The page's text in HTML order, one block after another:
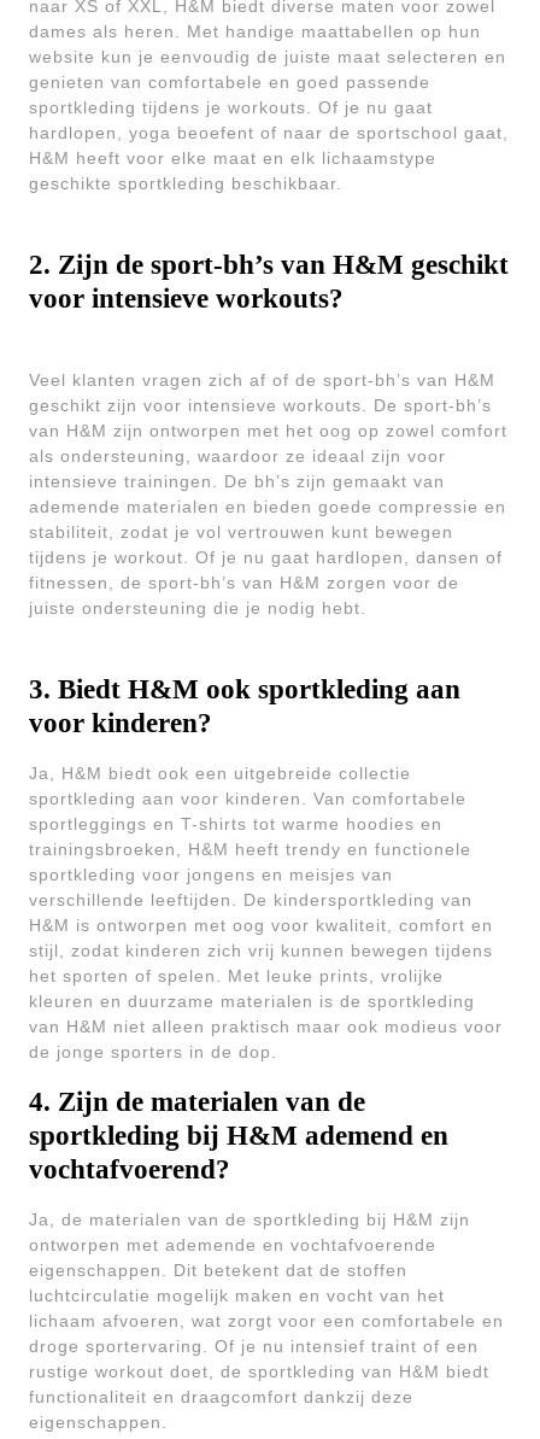
naar XS of XXL, H&M biedt diverse maten voor zowel
dames als heren. Met handige maattabellen op hun
website kun je eenvoudig de juiste maat selecteren en
genieten van comfortabele en goed passende
sportkleding tijdens je workouts. Of je nu gaat
hardlopen, yoga beoefent of naar de sportschool gaat,
H&M heeft voor elke maat en elk lichaamstype
geschikte sportkleding beschikbaar.
2. Zijn de sport-bh’s van H&M geschikt
voor intensieve workouts?
Veel klanten vragen zich af of de sport-bh’s van H&M
geschikt zijn voor intensieve workouts. De sport-bh’s
van H&M zijn ontworpen met het oog op zowel comfort
als ondersteuning, waardoor ze ideaal zijn voor
intensieve trainingen. De bh’s zijn gemaakt van
ademende materialen en bieden goede compressie en
stabiliteit, zodat je vol vertrouwen kunt bewegen
tijdens je workout. Of je nu gaat hardlopen, dansen of
fitnessen, de sport-bh’s van H&M zorgen voor de
juiste ondersteuning die je nodig hebt.
3. Biedt H&M ook sportkleding aan
voor kinderen?
Ja, H&M biedt ook een uitgebreide collectie
sportkleding aan voor kinderen. Van comfortabele
sportleggings en T-shirts tot warme hoodies en
trainingsbroeken, H&M heeft trendy en functionele
sportkleding voor jongens en meisjes van
verschillende leeftijden. De kindersportkleding van
H&M is ontworpen met oog voor kwaliteit, comfort en
stijl, zodat kinderen zich vrij kunnen bewegen tijdens
het sporten of spelen. Met leuke prints, vrolijke
kleuren en duurzame materialen is de sportkleding
van H&M niet alleen praktisch maar ook modieus voor
de jonge sporters in de dop.
4. Zijn de materialen van de
sportkleding bij H&M ademend en
vochtafvoerend?
Ja, de materialen van de sportkleding bij H&M zijn
ontworpen met ademende en vochtafvoerende
eigenschappen. Dit betekent dat de stoffen
luchtcirculatie mogelijk maken en vocht van het
lichaam afvoeren, wat zorgt voor een comfortabele en
droge sportervaring. Of je nu intensief traint of een
rustige workout doet, de sportkleding van H&M biedt
functionaliteit en draagcomfort dankzij deze
eigenschappen.